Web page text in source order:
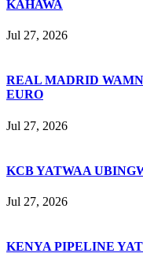
KAHAWA
Jul 27, 2026
REAL MADRID
EURO
Jul 27, 2026
KCB YATWAA
Jul 27, 2026
KENYA PIPELINE